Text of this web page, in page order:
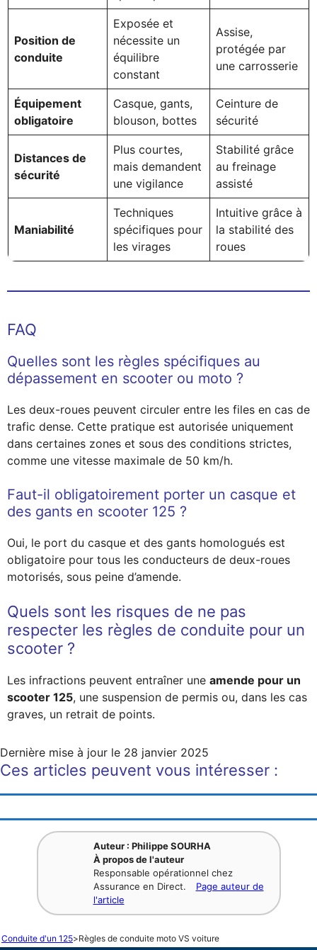
Position de
conduite
Exposée et
nécessite un
équilibre
constant
Assise,
protégée par
une carrosserie
Équipement
obligatoire
Casque, gants,
blouson, bottes
Ceinture de
sécurité
Distances de
sécurité
Plus courtes,
mais demandent
une vigilance
Stabilité grâce
au freinage
assisté
Maniabilité
Techniques
spécifiques pour
les virages
Intuitive grâce à
la stabilité des
roues
FAQ
Quelles sont les règles spécifiques au
dépassement en scooter ou moto ?
Les deux-roues peuvent circuler entre les files en cas de
trafic dense. Cette pratique est autorisée uniquement
dans certaines zones et sous des conditions strictes,
comme une vitesse maximale de 50 km/h.
Faut-il obligatoirement porter un casque et
des gants en scooter 125 ?
Oui, le port du casque et des gants homologués est
obligatoire pour tous les conducteurs de deux-roues
motorisés, sous peine d’amende.
Quels sont les risques de ne pas
respecter les règles de conduite pour un
scooter ?
Les infractions peuvent entraîner une amende pour un
scooter 125, une suspension de permis ou, dans les cas
graves, un retrait de points.
Dernière mise à jour le 28 janvier 2025
Ces articles peuvent vous intéresser :
Auteur : Philippe SOURHA
À propos de l'auteur
Responsable opérationnel chez
Assurance en Direct.
Page auteur de
l'article
Conduite d'un 125>Règles de conduite moto VS voiture